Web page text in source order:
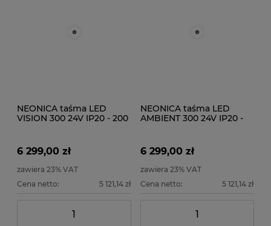
NEONICA taśma LED
VISION 300 24V IP20 - 200
6 299,00 zł
zawiera 23% VAT
Cena netto:
5 121,14 zł
NEONICA taśma LED
AMBIENT 300 24V IP20 -
6 299,00 zł
zawiera 23% VAT
Cena netto:
5 121,14 zł